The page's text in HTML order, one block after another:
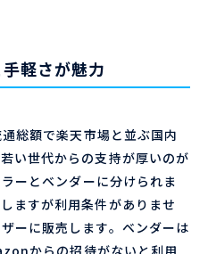
軽さが魅力
総額で楽天市場と並ぶ国内
い世代からの支持が厚いのが
ーとベンダーに分けられま
ますが利用条件がありませ
ーに販売します。ベンダーは
からの招待がないと利用